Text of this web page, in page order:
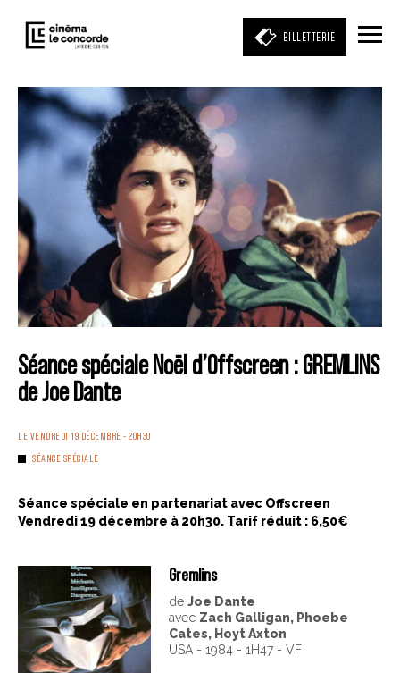
BILLETTERIE
Entrez votre mot clé
(film, réalisateur, acteur, événement)
Séance spéciale Noël d’Offscreen : GREMLINS
de Joe Dante
LE VENDREDI 19 DÉCEMBRE - 20H30
SÉANCE SPÉCIALE
Séance spéciale en partenariat avec Offscreen
Vendredi 19 décembre à 20h30. Tarif réduit : 6,50€
Gremlins
de Joe Dante
avec Zach Galligan, Phoebe
Cates, Hoyt Axton
USA - 1984 - 1H47 - VF